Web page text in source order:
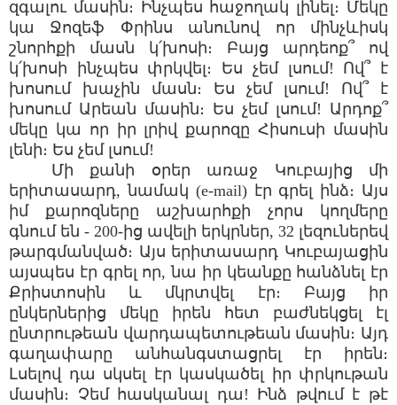
զգալու մասին։ Ինչպես հաջողակ լինել։ Մեկը
կա Ջոզեֆ Փրինս անունով որ մինչևիսկ
շնորհքի մասն կ՛խոսի։ Բայց արդեոք՞ ով
կ՛խոսի ինչպես փրկվել։ Ես չեմ լսում! Ով՞ է
խոսում խաչին մասն։ Ես չեմ լսում! Ով՞ է
խոսում Արեան մասին։ Ես չեմ լսում! Արդոք՞
մեկը կա որ իր լրիվ քարոզը Հիսուսի մասին
լենի։ Ես չեմ լսում!
Մի քանի օրեր առաջ Կուբայից մի
երիտասարդ, նամակ (e-mail) էր գրել ինձ։ Այս
իմ քարոզները աշխարհքի չորս կողմերը
գնում են - 200-ից ավելի երկրներ, 32 լեզուներեվ
թարգմանված։ Այս երիտասարդ Կուբայացին
այսպես էր գրել որ, նա իր կեանքը հանձնել էր
Քրիստոսին և մկրտվել էր։ Բայց իր
ընկերներից մեկը իրեն հետ բաժնեկցել էլ
ընտրութեան վարդապետութեան մասին։ Այդ
գաղափարը անհանգստացրել էր իրեն։
Լսելով դա սկսել էր կասկածել իր փրկութան
մասին։ Չեմ հասկանալ դա! Ինձ թվում է թէ